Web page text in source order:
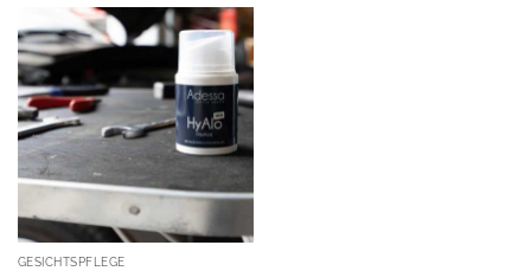
GESICHTSPFLEGE